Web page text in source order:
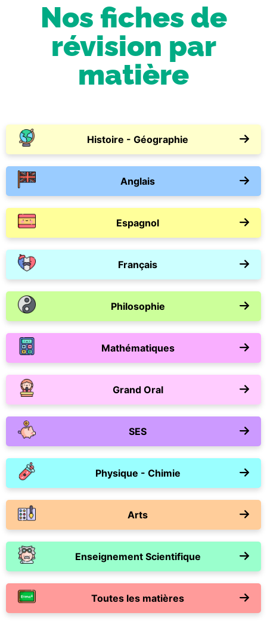
Nos fiches de
révision par
matière
Histoire - Géographie
Anglais
Espagnol
Français
Philosophie
Mathématiques
Grand Oral
SES
Physique - Chimie
Arts
Enseignement Scientifique
Toutes les matières